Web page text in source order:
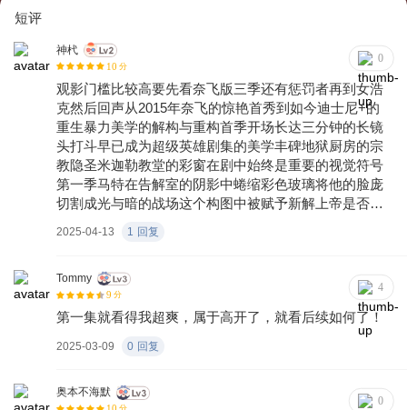
短评
神杙
10 分
0
观影门槛比较高要先看奈飞版三季还有惩罚者再到女浩
克然后回声从2015年奈飞的惊艳首秀到如今迪士尼+的
重生暴力美学的解构与重构首季开场长达三分钟的长镜
头打斗早已成为超级英雄剧集的美学丰碑地狱厨房的宗
教隐圣米迦勒教堂的彩窗在剧中始终是重要的视觉符号
第一季马特在告解室的阴影中蜷缩彩色玻璃将他的脸庞
切割成光与暗的战场这个构图中被赋予新解上帝是否需
错间缩小成祭坛上的蜡像这种精妙的文本互涉将善恶博
地狱厨房需要的不是圣人而是足够肮脏的圣徒凯文费奇
说重生要探讨的是英雄如何在不完美的世界里保持完整
人格用布满血丝的眼睛直视镜头时这个曾经依靠超级感
官的英雄终于开始学习用凡人的视角审视世界从奈飞到
迪士尼+的迁徙夜魔侠重生完成的不只是平台的转换更是
霓虹灯在雨幕中氤氲成血色光晕我们突然意识到这个没
2025-04-13 1 回复
Tommy
9 分
4
第一集就看得我超爽，属于高开了，就看后续如何了！
2025-03-09 0 回复
奥本不海默
0